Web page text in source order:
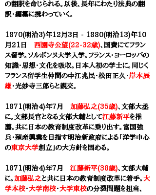
の翻訳を命じられる。以後、長年にわたり法典の翻
訳・編纂に携わっていく。
1870(明治3)年12月3日 - 1880(明治13)年10
月21日 西園寺公望(22-32歳)、国費にてフラン
ス留学。ソルボンヌ大学入学。フランス・ヨーロッパの
知識・思想・文化を吸収。日本人初の学士に。同じく
フランス留学生仲間の中江兆民・松田正久・岸本辰
雄・光妙寺三郎らと親交。
1871(明治4)年7月 加藤弘之(35歳)、文部大丞
に。 文部長官となる文部大輔として江藤新平を推
薦。共に日本の教育制度改革に乗り出す。富国強
兵・殖産興業を目指す明治新政府による「 洋学中心
の東京大学創立」の大方針を固める。
1871(明治4)年7月 江藤新平(38歳)、 文部大輔
に。 加藤弘之と共に日本の教育制度改革に着手。 大
学本校・大学南校・大学東校の分裂問題を担当、